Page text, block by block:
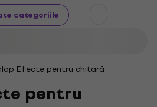
categoriile
Efecte pentru chitară
pentru